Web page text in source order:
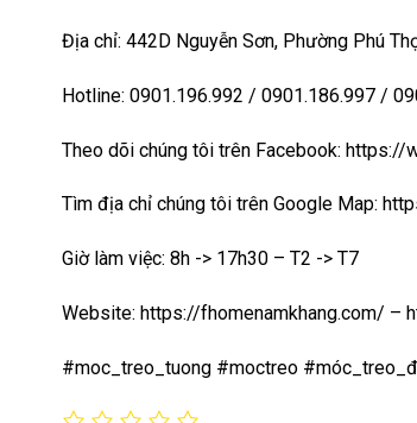
Địa chỉ: 442D Nguyễn Sơn, Phường Phú
Hotline: 0901.196.992 / 0901.186.997 /
Theo dõi chúng tôi trên Facebook:
Tìm địa chỉ chúng tôi trên Google Map:
Giờ làm việc: 8h -> 17h30 – T2 -> T7
Website: https://fhomenamkhang.com/ –
#moc_treo_tuong #moctreo